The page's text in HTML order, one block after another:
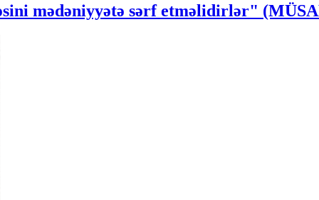
mədəniyyətə sərf etməlidirlər"